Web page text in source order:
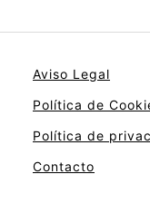
Aviso Legal
Política de
Política de
Contacto